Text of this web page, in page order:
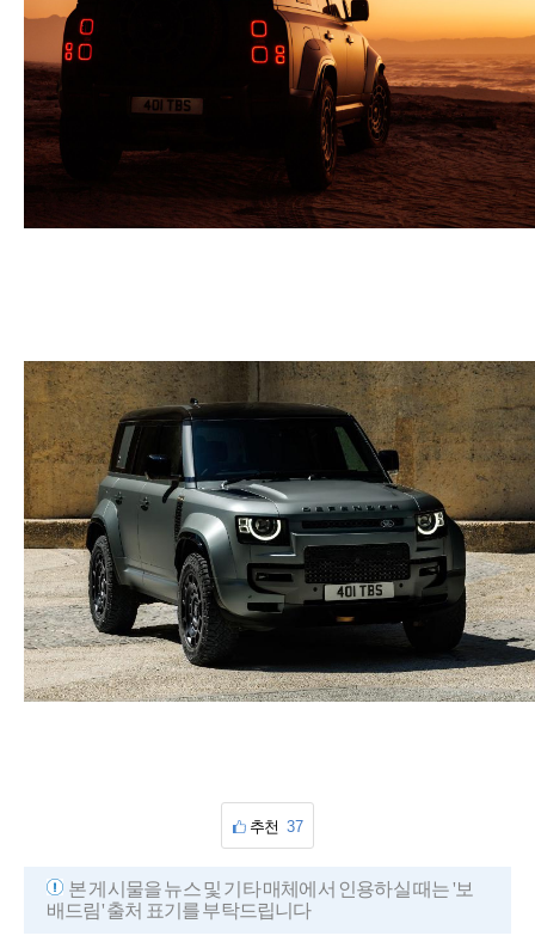
추천 37
본 게시물을 뉴스 및 기타 매체에서 인용하실 때는 '보
배드림' 출처 표기를 부탁드립니다